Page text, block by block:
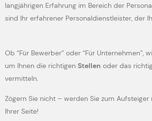
langjährigen Erfahrung im Bereich der
sind Ihr erfahrener Personaldienstleister, der
Ob “Für Bewerber” oder “Für Unternehmen”,
um Ihnen die richtigen Stellen oder das
vermitteln.
Zögern Sie nicht – werden Sie zum Aufsteiger
Ihrer Seite!